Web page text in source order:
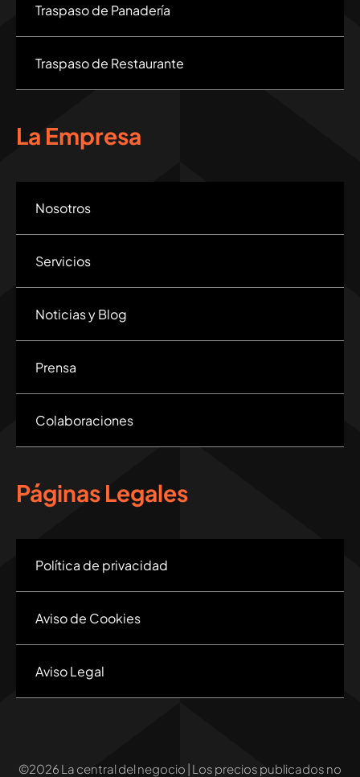
Traspaso de Panadería
Traspaso de Restaurante
La Empresa
Nosotros
Servicios
Noticias y Blog
Prensa
Colaboraciones
Páginas Legales
Política de privacidad
Aviso de Cookies
Aviso Legal
©2026 La central del negocio | Los precios publicados no